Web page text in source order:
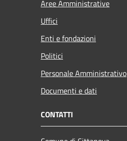
Aree Amministrative
Uffici
Enti e fondazioni
Politici
Personale Amministrativo
Documenti e dati
CONTATTI